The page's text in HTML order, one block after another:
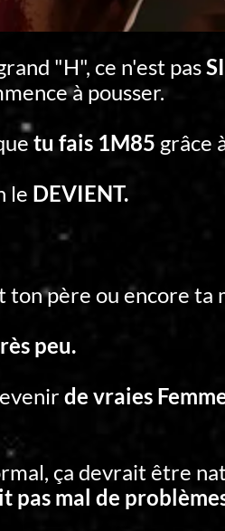
"H", ce n'est pas
à pousser.
tu fais 1M85 grâce
le DEVIENT.
ton père ou encore ta
peu.
de vraies
ça devrait être
pas mal de